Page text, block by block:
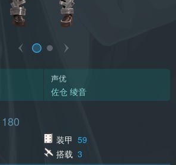
180
装甲 59
搭载 3
声优
佐仓 绫音